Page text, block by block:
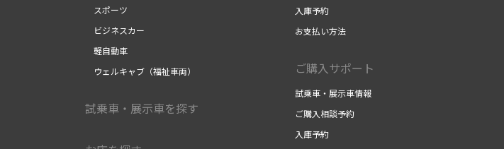
スポーツ
ビジネスカー
軽自動車
ウェルキャブ（福祉車両）
試乗車・展示車を探す
入庫予約
お支払い方法
ご購入サポート
試乗車・展示車情報
ご購入相談予約
入庫予約